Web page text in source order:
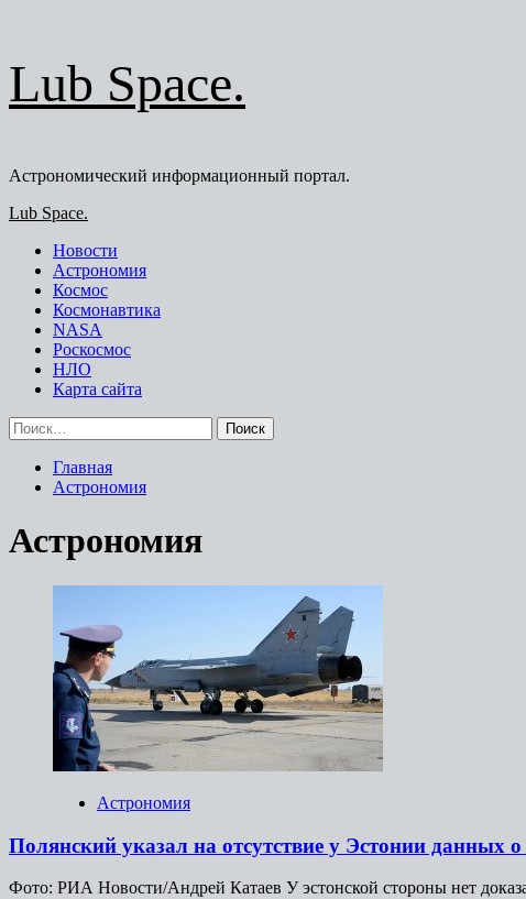
Перейти
содержимому
Lub Space.
Астрономический информационный портал.
Основное
Lub Space.
Новости
Астрономия
Космос
Космонавтика
NASA
Роскосмос
НЛО
Карта сайта
Найти:
Главная
Астрономия
Астрономия
Астрономия
Полянский указал на отсутствие у Эстонии данных
Фото: РИА Новости/Андрей Катаев У эстонской стороны нет